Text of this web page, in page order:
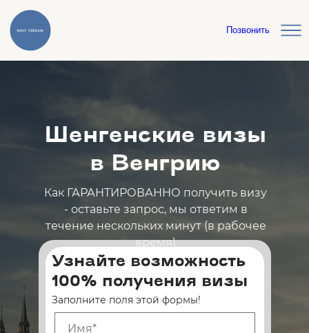
Позвонить
Шенгенские визы
в Венгрию
Как ГАРАНТИРОВАННО получить визу
- оставьте запрос, мы ответим в
течение нескольких минут (в рабочее
время)
Заполните поля этой формы!
Узнайте возможность
100% получения визы